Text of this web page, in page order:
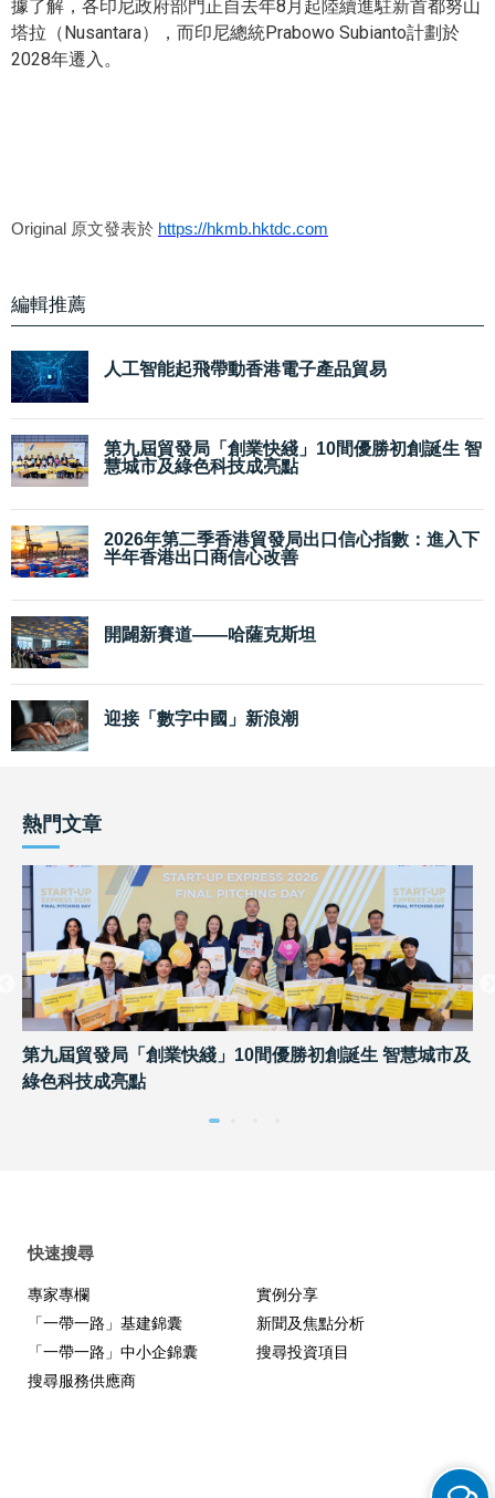
據了解，各印尼政府部門正自去年8月起陸續進駐新首都努山
塔拉（Nusantara），而印尼總統Prabowo Subianto計劃於
2028年遷入。
Original 原文發表於 https://hkmb.hktdc.com
編輯推薦
人工智能起飛帶動香港電子產品貿易
第九屆貿發局「創業快綫」10間優勝初創誕生 智
慧城市及綠色科技成亮點
2026年第二季香港貿發局出口信心指數：進入下
半年香港出口商信心改善
開闢新賽道——哈薩克斯坦
迎接「數字中國」新浪潮
熱門文章
第九屆貿發局「創業快綫」10間優勝初創誕生 智慧城市及
綠色科技成亮點
快速搜尋
專家專欄
實例分享
「一帶一路」基建錦囊
新聞及焦點分析
「一帶一路」中小企錦囊
搜尋投資項目
搜尋服務供應商